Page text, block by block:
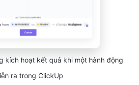
kích hoạt kết quả khi một hành động
ra trong ClickUp